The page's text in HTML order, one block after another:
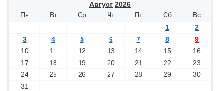
Август 2026
Пн
Вт Ср Чт Пт Сб
Вс
1
2
3
4 5 6 7 8
9
10
11 12 13 14 15
16
17
18 19 20 21 22
23
24
25 26 27 28 29
30
31